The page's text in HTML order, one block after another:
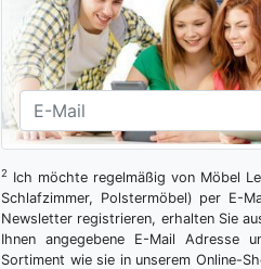
2
Ich möchte regelmäßig von Möbel
Schlafzimmer, Polstermöbel) per E-
Newsletter registrieren, erhalten Sie
Ihnen angegebene E-Mail Adresse
Sortiment wie sie in unserem Online-